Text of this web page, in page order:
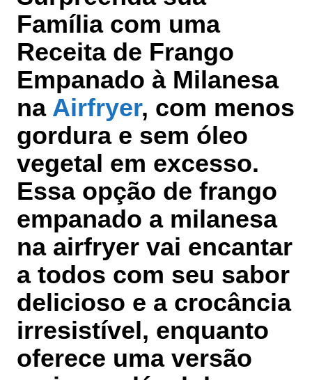
Família com uma
Receita de Frango
Empanado à Milanesa
na Airfryer, com menos
gordura e sem óleo
vegetal em excesso.
Essa opção de frango
empanado a milanesa
na airfryer vai encantar
a todos com seu sabor
delicioso e a crocância
irresistível, enquanto
oferece uma versão